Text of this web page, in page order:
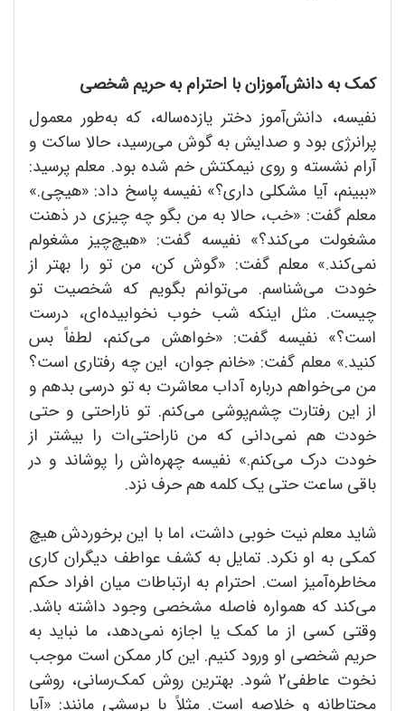
کمک به دانش‌آموزان با احترام به حریم شخصی
نفیسه، دانش‌آموز دختر یازده‌ساله، که به‌طور معمول
پرانرژی بود و صدایش به گوش می‌رسید، حالا ساکت و
آرام نشسته و روی نیمکتش خم شده بود. معلم پرسید:
«ببینم، آیا مشکلی داری؟» نفیسه پاسخ داد: «هیچی.»
معلم گفت: «خب، حالا به من بگو چه چیزی در ذهنت
مشغولت می‌کند؟» نفیسه گفت: «هیچ‌چیز مشغولم
نمی‌کند.» معلم گفت: «گوش کن، من تو را بهتر از
خودت می‌شناسم. می‌توانم بگویم که شخصیت تو
چیست. مثل اینکه شب خوب نخوابیده‌ای، درست
است؟» نفیسه گفت: «خواهش می‌کنم، لطفاً بس
کنید.» معلم گفت: «خانم جوان، این چه رفتاری است؟
من می‌خواهم درباره آداب معاشرت به تو درسی بدهم و
از این رفتارت چشم‌پوشی می‌کنم. تو ناراحتی و حتی
خودت هم نمی‌دانی که من ناراحتی‌ات را بیشتر از
خودت درک می‌کنم.» نفیسه چهره‌اش را پوشاند و در
باقی ساعت حتی یک کلمه هم حرف نزد.
شاید معلم نیت خوبی داشت، اما با این برخوردش هیچ
کمکی به او نکرد. تمایل به کشف عواطف دیگران کاری
مخاطره‌آمیز است. احترام به ارتباطات میان افراد حکم
می‌کند که همواره فاصله مشخصی وجود داشته باشد.
وقتی کسی از ما کمک یا اجازه نمی‌دهد، ما نباید به
حریم شخصی او ورود کنیم. این کار ممکن است موجب
نخوت عاطفی2 شود. بهترین روش کمک‌رسانی، روشی
محتاطانه و خلاصه است. مثلاً با پرسشی مانند: «آیا